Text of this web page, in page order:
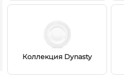
Коллекция Dynasty